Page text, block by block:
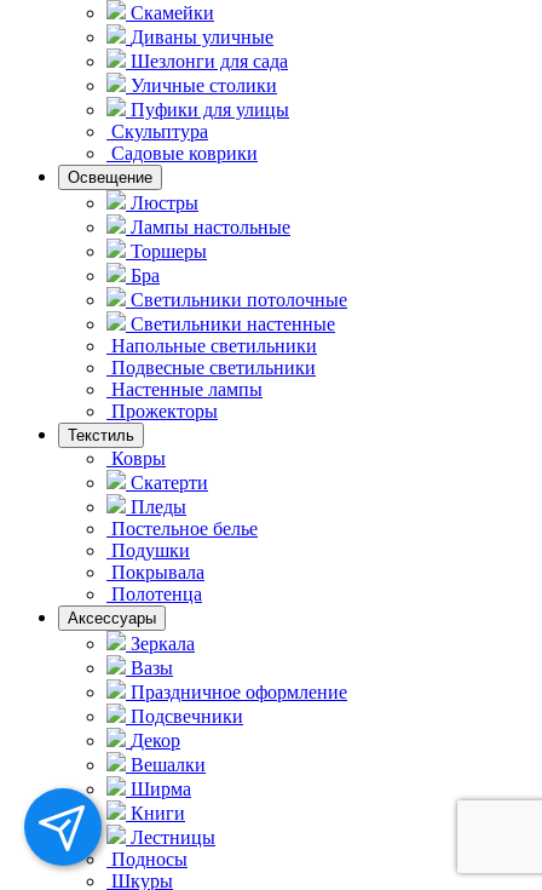
Скамейки
Диваны уличные
Шезлонги для сада
Уличные столики
Пуфики для улицы
Скульптура
Садовые коврики
Освещение
Люстры
Лампы настольные
Торшеры
Бра
Светильники потолочные
Светильники настенные
Напольные светильники
Подвесные светильники
Hастенные лампы
Прожекторы
Текстиль
Ковры
Скатерти
Пледы
Постельное белье
Подушки
Покрывала
Полотенца
Аксессуары
Зеркала
Вазы
Праздничное оформление
Подсвечники
Декор
Вешалки
Ширма
Книги
Лестницы
Подносы
Шкуры